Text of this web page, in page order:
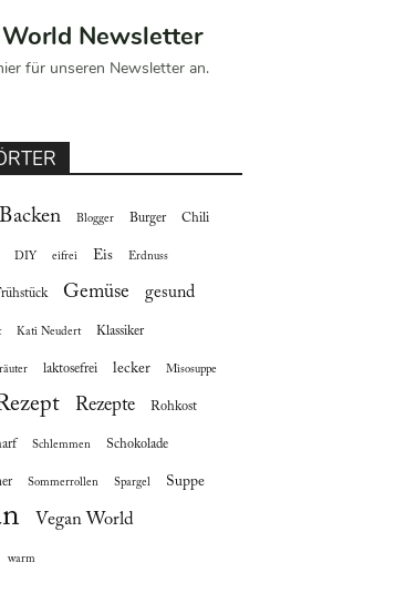
Newsletter
für unseren Newsletter an.
Backen Blogger Burger Chili
DIY eifrei Eis Erdnuss
Gemüse gesund
Kati Neudert Klassiker
laktosefrei lecker Misosuppe
Rezepte Rohkost
Schlemmen Schokolade
Sommerrollen Spargel Suppe
Vegan World
warm